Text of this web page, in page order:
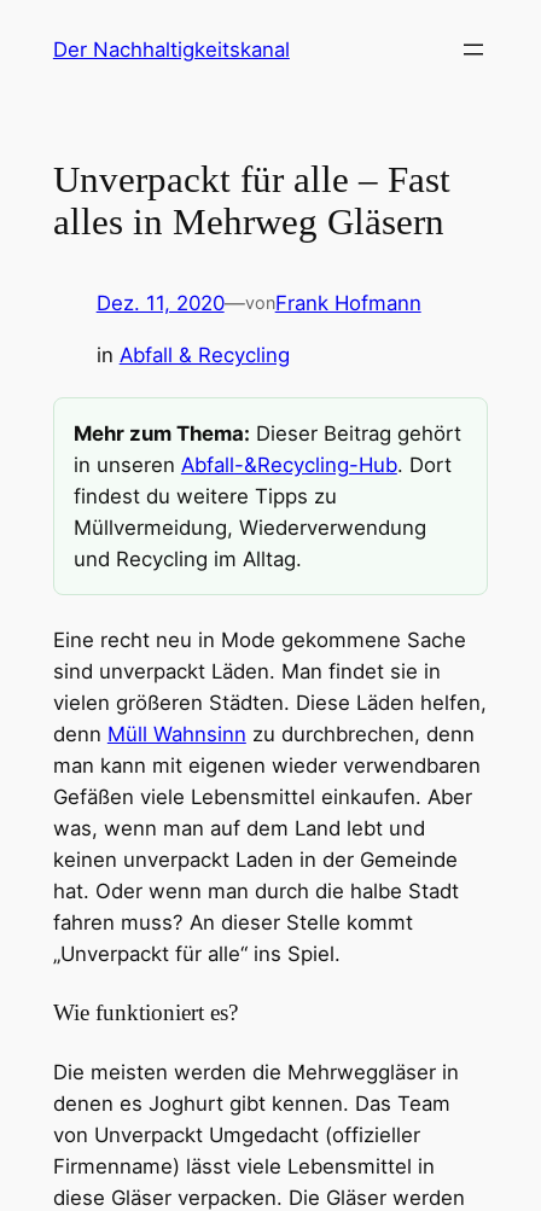
InhaltDer Nachhaltigkeitskanal
Unverpackt für alle – Fast
alles in Mehrweg Gläsern
Dez. 11, 2020—vonFrank Hofmann
in Abfall & Recycling
Mehr zum Thema: Dieser Beitrag gehört
in unseren Abfall-&Recycling-Hub. Dort
findest du weitere Tipps zu
Müllvermeidung, Wiederverwendung
und Recycling im Alltag.
Eine recht neu in Mode gekommene Sache
sind unverpackt Läden. Man findet sie in
vielen größeren Städten. Diese Läden helfen,
denn Müll Wahnsinn zu durchbrechen, denn
man kann mit eigenen wieder verwendbaren
Gefäßen viele Lebensmittel einkaufen. Aber
was, wenn man auf dem Land lebt und
keinen unverpackt Laden in der Gemeinde
hat. Oder wenn man durch die halbe Stadt
fahren muss? An dieser Stelle kommt
„Unverpackt für alle“ ins Spiel.
Wie funktioniert es?
Die meisten werden die Mehrweggläser in
denen es Joghurt gibt kennen. Das Team
von Unverpackt Umgedacht (offizieller
Firmenname) lässt viele Lebensmittel in
diese Gläser verpacken. Die Gläser werden